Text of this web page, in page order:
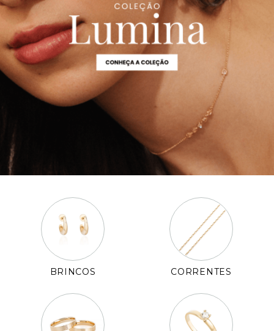
BRINCOS CORRENTES
Gargantilhas
Pingentes
Pulseiras
OFERTAS